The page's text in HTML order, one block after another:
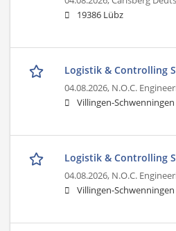
19386 Lübz
Logistik & Controlling
04.08.2026, N.O.C.
Villingen-Schwenningen
Logistik & Controlling
04.08.2026, N.O.C.
Villingen-Schwenningen